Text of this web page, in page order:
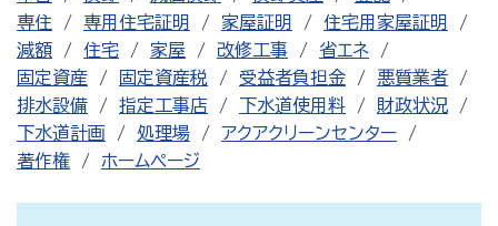
専住
専用住宅証明 家屋証明
住宅用家屋証明
減額
住宅 家屋 改修工事
省エネ
固定資産
固定資産税 受益者負担金
悪質業者
排水設備
指定工事店 下水道使用料
財政状況
下水道計画
処理場
アクアクリーンセンター
著作権
ホームページ